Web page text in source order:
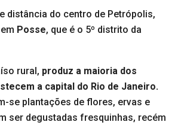
distância do centro de Petrópolis,
Posse, que é o 5º distrito da
rural, produz a maioria dos
a capital do Rio de Janeiro.
se plantações de flores, ervas e
ser degustadas fresquinhas, recém